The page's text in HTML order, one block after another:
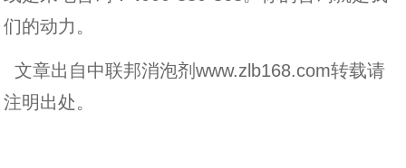
们的动力。
文章出自中联邦消泡剂www.zlb168.com转载请
注明出处。